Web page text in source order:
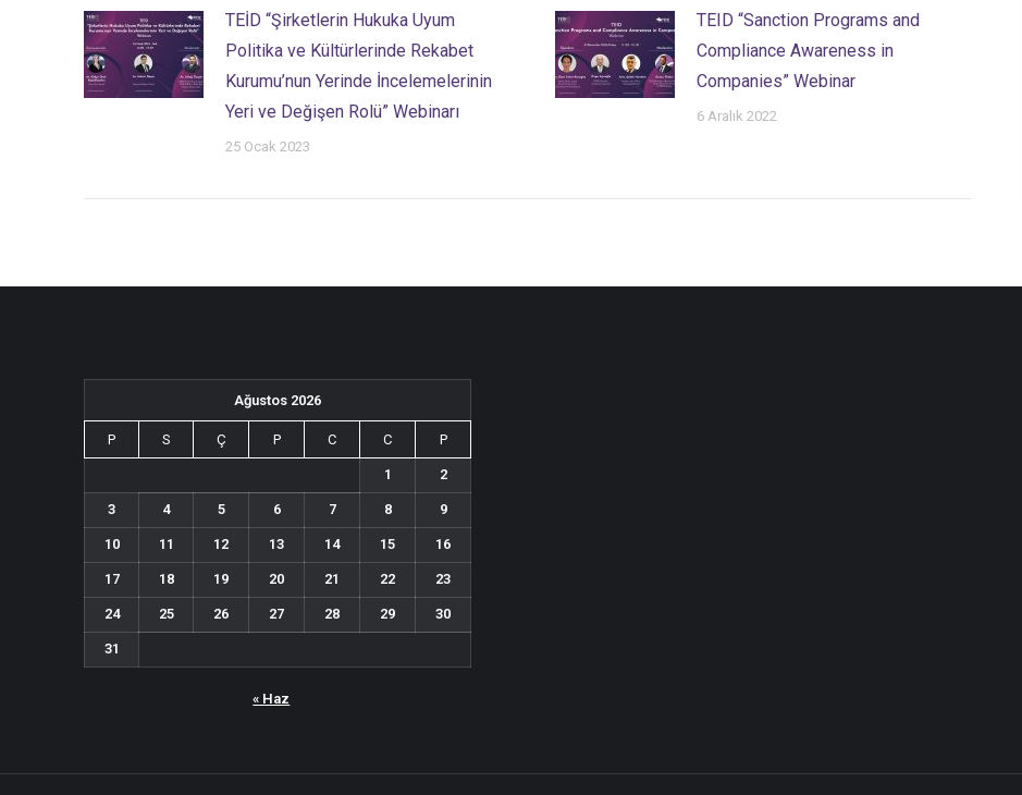
TEİD “Şirketlerin Hukuka Uyum
Politika ve Kültürlerinde Rekabet
Kurumu’nun Yerinde İncelemelerinin
Yeri ve Değişen Rolü” Webinarı
25 Ocak 2023
TEID “Sanction Programs and
Compliance Awareness in
Companies” Webinar
6 Aralık 2022
Ağustos 2026
P S Ç P C C P
1 2
3 4 5 6 7 8 9
10 11 12 13 14 15 16
17 18 19 20 21 22 23
24 25 26 27 28 29 30
31
« Haz